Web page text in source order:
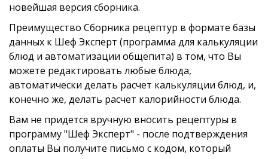
новейшая версия сборника.
Преимущество Сборника рецептур в формате базы
данных к Шеф Эксперт (программа для калькуляции
блюд и автоматизации общепита) в том, что Вы
можете редактировать любые блюда,
автоматически делать расчет калькуляции блюд, и,
конечно же, делать расчет калорийности блюда.
Вам не придется вручную вносить рецептуры в
программу "Шеф Эксперт" - после подтверждения
оплаты Вы получите письмо с кодом, который